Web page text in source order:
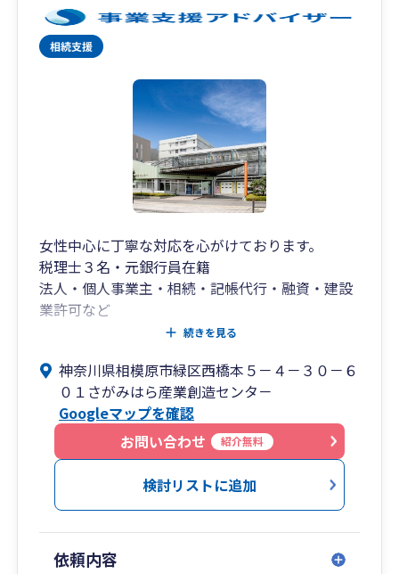
女性中心に丁寧な対応を心がけております。
税理士３名・元銀行員在籍
法人・個人事業主・相続・記帳代行・融資・建設
業許可など
続きを見る
神奈川県相模原市緑区西橋本５－４－３０－６
０１さがみはら産業創造センタ－
Googleマップを確認
お問い合わせ
紹介無料
検討リストに追加
依頼内容